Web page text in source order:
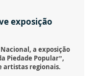
exposição
a exposição
Piedade Popular”,
artistas regionais.